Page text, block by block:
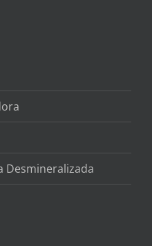
Desmineralizada